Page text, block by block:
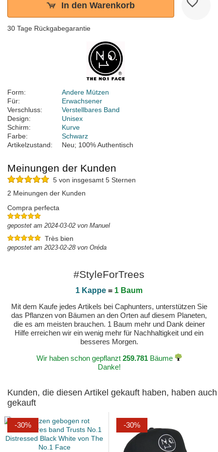
In den Warenkorb
30 Tage Rückgabegarantie
Form:
Andere Mützen
Für:
Erwachsener
Verschluss:
Verstellbares Band
Design:
Unisex
Schirm:
Kurve
Farbe:
Schwarz
Artikelzustand:
Neu; 100% Authentisch
Meinungen der Kunden
5 von insgesamt 5 Sternen
2 Meinungen der Kunden
Compra perfecta
gepostet am 2024-03-02 von Manuel
Très bien
gepostet am 2023-02-28 von Oréda
#StyleForTrees
1 Kappe = 1 Baum
Mit dem Kaufe jedes Artikels bei Caphunters, unterstützen Sie
das Pflanzen von Bäumen an den Orten auf diesem Planeten,
die es am meisten brauchen. 1 Baum mehr und Dank deiner
Hilfe erreichen wir ein wenig mehr für Nachhaltigkeit und ein
besseres Morgen.
Wir haben schon gepflanzt 259.781Bäume
Danke!
Kunden, die diesen Artikel gekauft haben, haben auch
gekauft
-30% -30%